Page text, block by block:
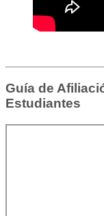
Guía de
Estudiantes